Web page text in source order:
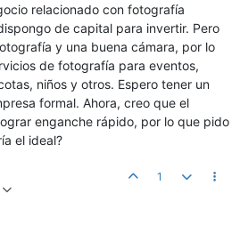
relacionado con fotografía
de capital para invertir. Pero
y una buena cámara, por lo
de fotografía para eventos,
niños y otros. Espero tener un
formal. Ahora, creo que el
enganche rápido, por lo que pido
el ideal?
1